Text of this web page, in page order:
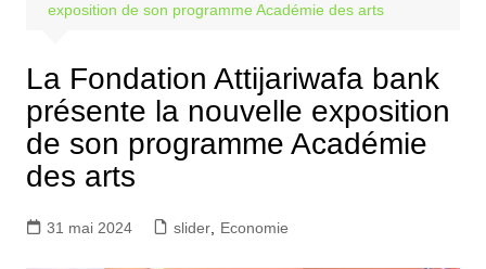
exposition de son programme Académie des arts
La Fondation Attijariwafa bank
présente la nouvelle exposition
de son programme Académie
des arts
31 mai 2024 slider, Economie